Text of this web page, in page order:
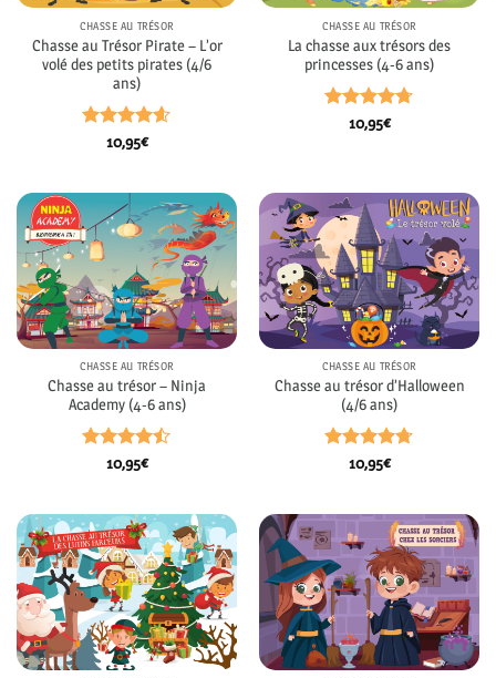
CHASSE AU TRÉSOR
Chasse au Trésor Pirate – L’or
volé des petits pirates (4/6
ans)
Note4.58
10,95€
CHASSE AU TRÉSOR
La chasse aux trésors des
princesses (4-6 ans)
Note4.68
10,95€
CHASSE AU TRÉSOR
Chasse au trésor – Ninja
Academy (4-6 ans)
Note4.45
10,95€
CHASSE AU TRÉSOR
Chasse au trésor d’Halloween
(4/6 ans)
Note4.71
10,95€